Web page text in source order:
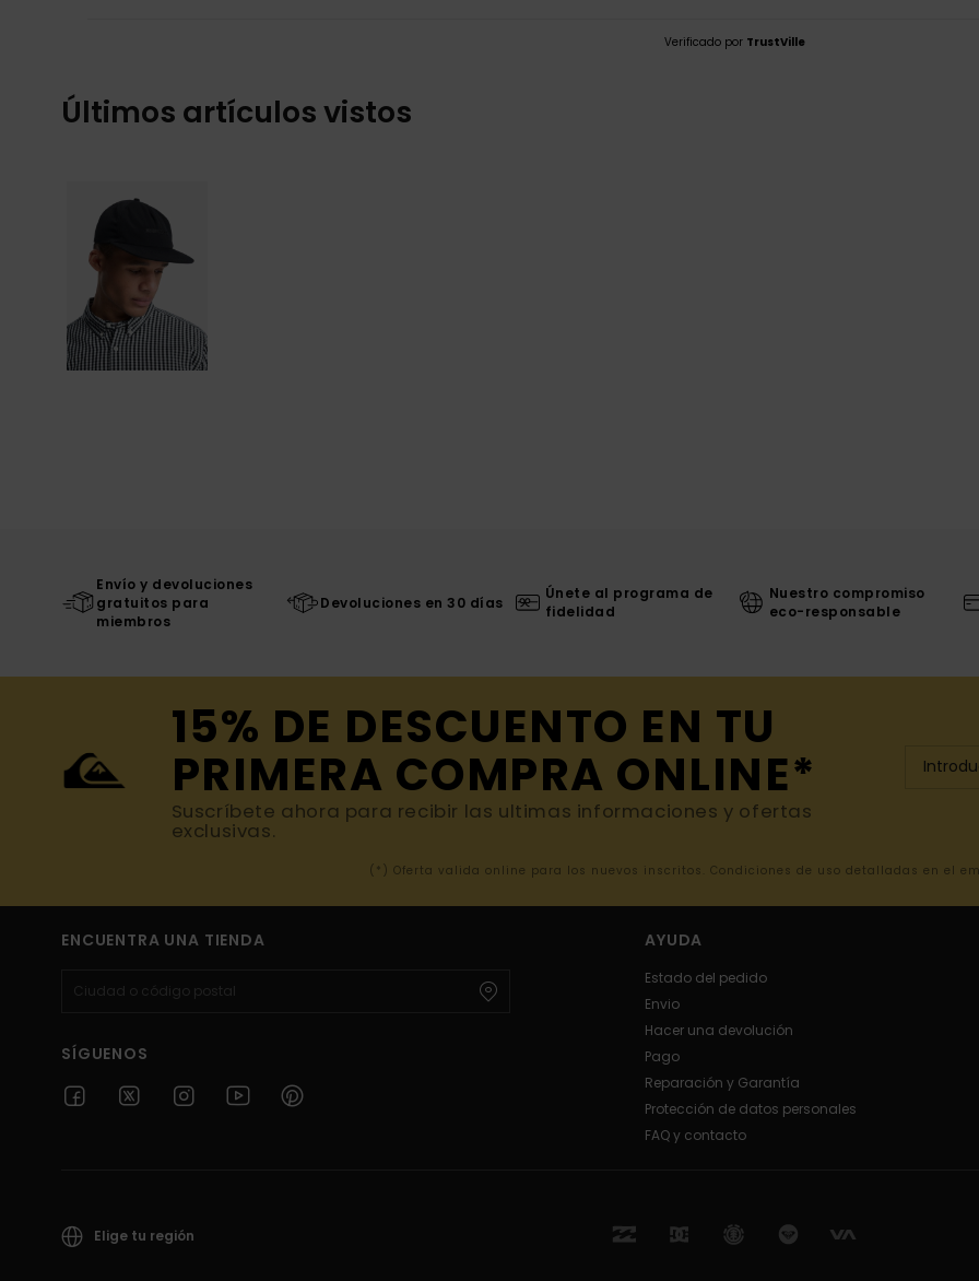
Verificado por TrustVille
Últimos artículos vistos
Envío y devoluciones
gratuitos para
miembros
Devoluciones en 30 días
Únete al programa de
fidelidad
Nuestro compromiso
eco-responsable
15% DE DESCUENTO EN TU
PRIMERA COMPRA ONLINE*
Suscríbete ahora para recibir las ultimas informaciones y ofertas
exclusivas.
(*) Oferta valida online para los nuevos inscritos. Condiciones de uso detalladas en el
ENCUENTRA UNA TIENDA
SÍGUENOS
AYUDA
Estado del pedido
Envio
Hacer una devolución
Pago
Reparación y Garantía
Protección de datos personales
FAQ y contacto
Elige tu región